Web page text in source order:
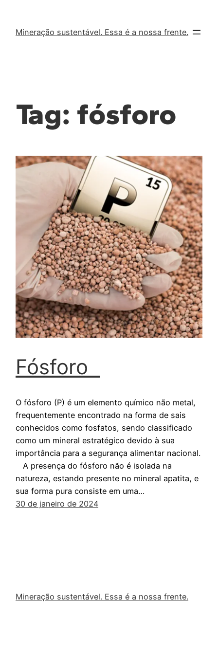
Mineração sustentável. Essa é a nossa frente.
Tag: fósforo
Fósforo
O fósforo (P) é um elemento químico não metal,
frequentemente encontrado na forma de sais
conhecidos como fosfatos, sendo classificado
como um mineral estratégico devido à sua
importância para a segurança alimentar nacional.
A presença do fósforo não é isolada na
natureza, estando presente no mineral apatita, e
sua forma pura consiste em uma…
30 de janeiro de 2024
Mineração sustentável. Essa é a nossa frente.